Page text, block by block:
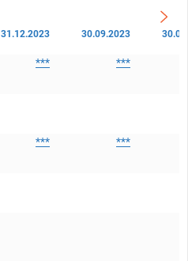
31.12.2023 30.09.2023
*** ***
*** ***